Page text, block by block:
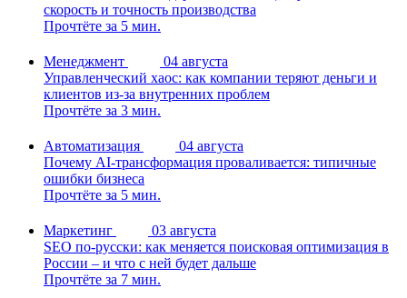
скорость и точность производства
Прочтёте за 5 мин.
Менеджмент
04 августа
Управленческий хаос: как компании теряют деньги и
клиентов из-за внутренних проблем
Прочтёте за 3 мин.
Автоматизация
04 августа
Почему AI-трансформация проваливается: типичные
ошибки бизнеса
Прочтёте за 5 мин.
Маркетинг
03 августа
SEO по-русски: как меняется поисковая оптимизация в
России – и что с ней будет дальше
Прочтёте за 7 мин.